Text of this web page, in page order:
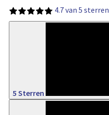
4.7 van 5 sterren
5 Sterren